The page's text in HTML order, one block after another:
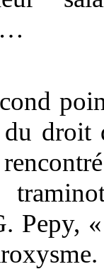
droit
Pepy,